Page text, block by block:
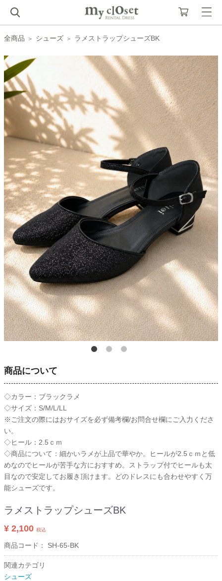
全商品 シューズ ラメストラップシューズBK
商品について
◇カラー：ブラックラメ
◇サイズ：S/M/L/LL
※ご注文の際にはおサイズを必ず備考欄/お問合せ欄にご入力くださ
い。
◇ヒール：2.5ｃｍ
◇商品について：細かいラメが上品で華やか。ヒールが2.5ｃｍと低
めなのでヒールが苦手な方におすすめ。ストラップ付でヒールも太
目なので安定してお履き頂けます。どのドレスにも合わせやすく万
能シューズです。
ラメストラップシューズBK
¥ 2,100 税込
商品コード： SH-65-BK
関連カテゴリ
シューズ